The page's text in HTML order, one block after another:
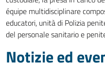
équipe multidisciplinare
educatori, unità di Polizia
del personale sanitario e
Notizie ed